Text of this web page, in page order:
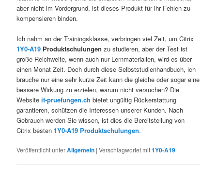
aber nicht im Vordergrund, ist dieses Produkt für ihr Fehlen zu
kompensieren binden.
Ich nahm an der Trainingsklasse, verbringen viel Zeit, um Citrix
1Y0-A19 Produktschulungen zu studieren, aber der Test ist
große Reichweite, wenn auch nur Lernmaterialien, wird es über
einen Monat Zeit. Doch durch diese Selbststudienhandbuch, ich
brauche nur eine sehr kurze Zeit kann die gleiche oder sogar eine
bessere Wirkung zu erzielen, warum nicht versuchen? Die
Websiteit-pruefungen.ch bietet ungültig Rückerstattung
garantieren, schützen die Interessen unserer Kunden. Nach
Gebrauch werden Sie wissen, ist dies die Bereitstellung von
Citrix besten1Y0-A19 Produktschulungen.
Veröffentlicht unterAllgemein |Verschlagwortet mit1Y0-A19